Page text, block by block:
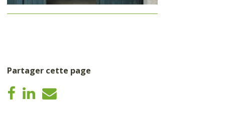
Partager cette page